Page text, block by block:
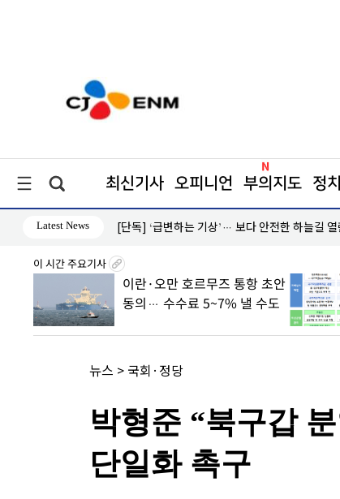
최신기사 오피니언 부의지도 정치
Latest News [단독] ‘급변하는 기상’… 보다 안전한 하늘길 열
이 시간 주요기사
이란·오만 호르무즈 통항 초안
동의… 수수료 5~7% 낼 수도
뉴스 > 국회·정당
박형준 “북구갑
단일화 촉구